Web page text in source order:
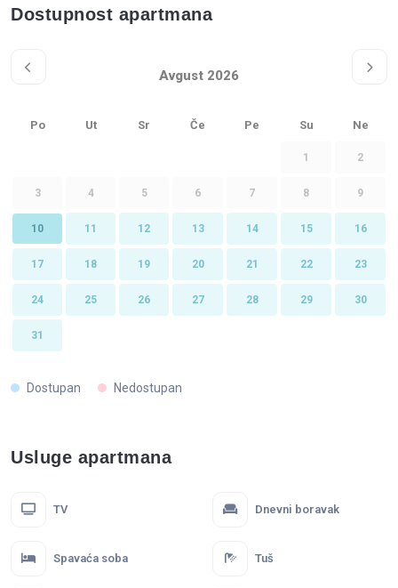
Dostupnost apartmana
Avgust 2026
Po Ut Sr Če Pe Su Ne
1 2
3 4 5 6 7 8 9
10 11 12 13 14 15 16
17 18 19 20 21 22 23
24 25 26 27 28 29 30
31
Dostupan Nedostupan
Usluge apartmana
TV Dnevni boravak
Spavaća soba Tuš